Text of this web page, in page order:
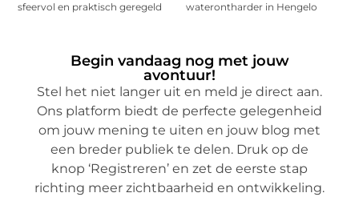
sfeervol en praktisch geregeld
waterontharder in Hengelo
Begin vandaag nog met jouw
avontuur!
Stel het niet langer uit en meld je direct aan.
Ons platform biedt de perfecte gelegenheid
om jouw mening te uiten en jouw blog met
een breder publiek te delen. Druk op de
knop ‘Registreren’ en zet de eerste stap
richting meer zichtbaarheid en ontwikkeling.